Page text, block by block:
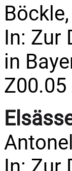
In: Zur
in
Z00.05